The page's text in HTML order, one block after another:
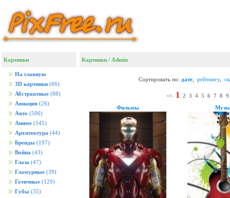
Картинки
На главную
3D картинки (66)
Абстрактные (88)
Авиация (26)
Авто (506)
Аниме (541)
Архитектура (44)
Бренды (197)
Война (43)
Глаза (47)
Гламурные (39)
Готичные (129)
Губы (35)
Картинки / Admin
Сортировать по: дате рейтингу,
<< 1 2 3 4 5 6 7 8 9
Фильмы